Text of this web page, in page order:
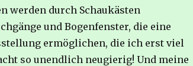
werden durch Schaukästen
und Bogenfenster, die eine
ermöglichen, die ich erst viel
so unendlich neugierig! Und meine